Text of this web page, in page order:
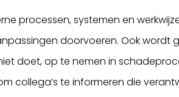
processen, systemen en
doorvoeren. Ook wordt
doet, op te nemen in
collega’s te informeren die